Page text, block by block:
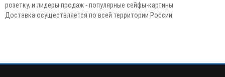
розетку, и лидеры продаж - популярные сейфы-картины
Доставка осуществляется по всей территории России